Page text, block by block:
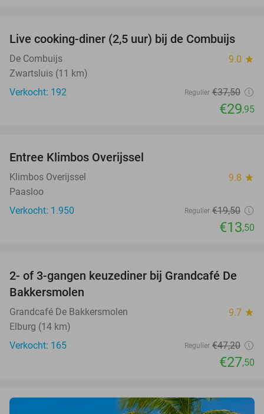
20%
Live cooking-diner (2,5 uur) bij de Combuijs
De Combuijs 9.0 star
Zwartsluis (11 km)
Verkocht: 192
Regulier €37,50
€29,95
Entree Klimbos Overijssel
Klimbos Overijssel 9.8 star
Paasloo
Verkocht: 1.950
Regulier €19,50
€13,50
42%
2- of 3-gangen keuzediner bij Grandcafé De
Bakkersmolen
Grandcafé De Bakkersmolen 9.7 star
Elburg (14 km)
Verkocht: 165
Regulier €47,20
€27,50